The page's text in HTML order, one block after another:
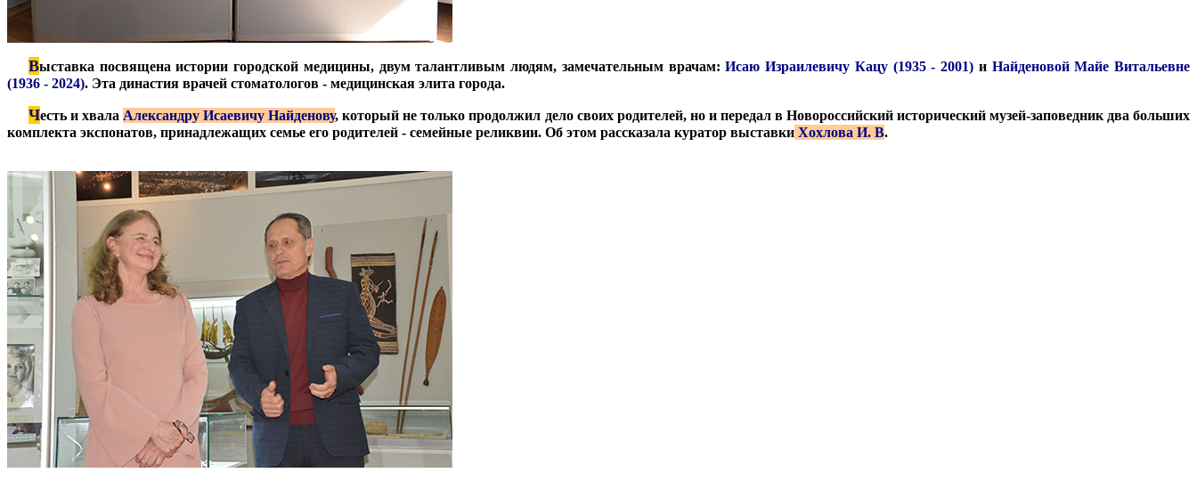
Выставка посвящена истории городской медицины, двум талантливым людям, замечательным врачам:Исаю Израилевичу Кацу (1935 - 2001) и Найденовой Майе Витальевне
(1936 - 2024). Эта династия врачей стоматологов - медицинская элита города.
Честь и хвала Александру Исаевичу Найденову, который не только продолжил дело своих родителей, но и передал в Новороссийский исторический музей-заповедник два больших
комплекта экспонатов, принадлежащих семье его родителей - семейные реликвии. Об этом рассказала куратор выставки Хохлова И. В.